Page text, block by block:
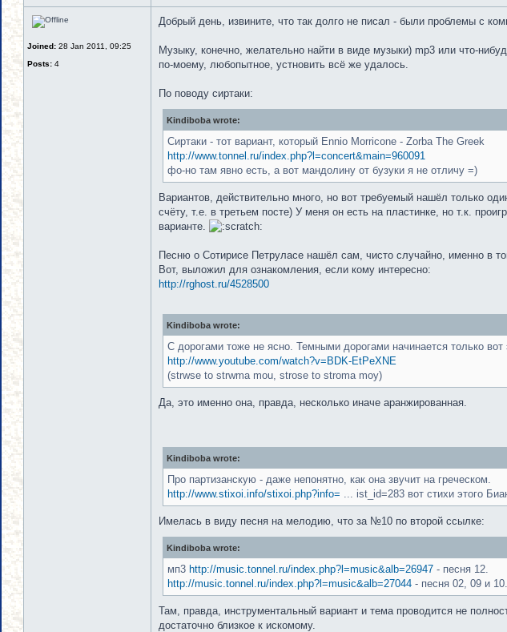
Joined: 28 Jan 2011, 09:25
Posts: 4
Добрый день, извините, что так долго не писал - были проблемы с
Музыку, конечно, желательно найти в виде музыки) mp3 или что-
по-моему, любопытное, устновить всё же удалось.
По поводу сиртаки:
Kindiboba wrote:
Сиртаки - тот вариант, который Ennio Morricone - Zorba The Greek
http://www.tonnel.ru/index.php?l=concert&main=960091
фо-но там явно есть, а вот мандолину от бузуки я не отличу =)
Вариантов, действительно много, но вот требуемый нашёл только
счёту, т.е. в третьем посте) У меня он есть на пластинке, но т.к.
варианте.
Песню о Сотирисе Петруласе нашёл сам, чисто случайно, именно в
Вот, выложил для ознакомления, если кому интересно:
http://rghost.ru/4528500
Kindiboba wrote:
С дорогами тоже не ясно. Темными дорогами начинается только вот
http://www.youtube.com/watch?v=BDK-EtPeXNE
(strwse to strwma mou, strose to stroma moy)
Да, это именно она, правда, несколько иначе аранжированная.
Kindiboba wrote:
Про партизанскую - даже непонятно, как она звучит на греческом.
http://www.stixoi.info/stixoi.php?info= ... ist_id=283 вот стихи этого
Имелась в виду песня на мелодию, что за №10 по второй ссылке:
Kindiboba wrote:
мп3 http://music.tonnel.ru/index.php?l=music&alb=26947 - песня 12.
http://music.tonnel.ru/index.php?l=music&alb=27044 - песня 02, 09 и
Там, правда, инструментальный вариант и тема проводится не
достаточно близкое к искомому.